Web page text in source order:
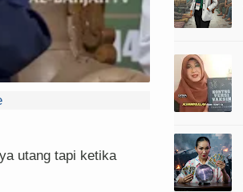
utang tapi ketika